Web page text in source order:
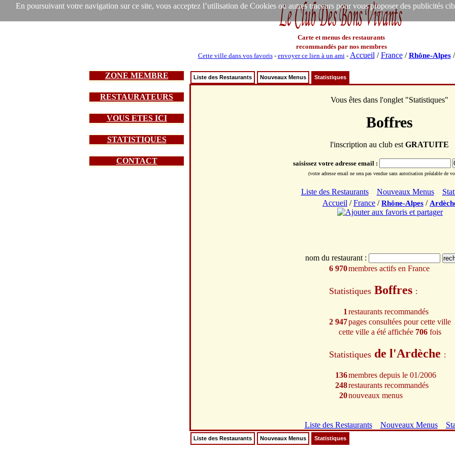
En poursuivant votre navigation sur ce site, vous acceptez l’utilisation de Cookies ou autres traceurs pour vous proposer des publicités
Carte et menus des restaurants
recommandés par nos membres
Cette ville dans vos favoris- envoyer ce lien à un ami- Accueil /France/Rhône-Alpes/
ZONE MEMBRE
RESTAURATEURS
VOUS ETES ICI
STATISTIQUES
CONTACT
Liste des Restaurants Nouveaux Menus Statistiques
Vous êtes dans l'onglet "Statistiques"
Boffres
l'inscription au club est GRATUITE
saisissez votre adresse email :
(votre adresse email ne sera pas vendue sans autorisation préalable de
Liste des Restaurants Nouveaux Menus
Accueil /France /Rhône-Alpes /
nom du restaurant :
6 970membres actifs en France
Statistiques Boffres :
1 restaurants recommandés
2 947pages consultées pour cette ville
cette ville a été affichée 706 fois
Statistiques de l'Ardèche :
136membres depuis le 01/2006
248restaurants recommandés
20nouveaux menus
Liste des Restaurants Nouveaux Menus
Liste des Restaurants Nouveaux Menus Statistiques